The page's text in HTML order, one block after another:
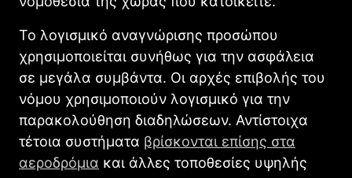
Το λογισμικό αναγνώρισης προσώπου
χρησιμοποιείται συνήθως για την ασφάλεια
σε μεγάλα συμβάντα. Οι αρχές επιβολής του
νόμου χρησιμοποιούν λογισμικό για την
παρακολούθηση διαδηλώσεων. Αντίστοιχα
τέτοια συστήματα βρίσκονται επίσης στα
αεροδρόμια και άλλες τοποθεσίες υψηλής